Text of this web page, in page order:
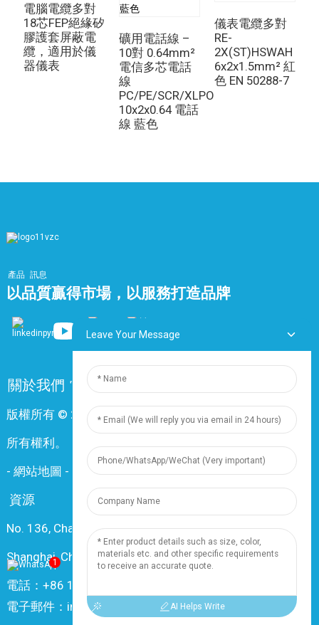
電腦電纜多對
18芯FEP絕緣矽
膠護套屏蔽電
纜，適用於儀
器儀表
礦用電話線 –
10對 0.64mm²
電信多芯電話
線
PC/PE/SCR/XLPO
10x2x0.64 電話
線 藍色
儀表電纜多對
RE-
2X(ST)HSWAH
6x2x1.5mm² 紅
色 EN 50288-7
產品 訊息
以品質贏得市場，以服務打造品牌
關於我們 常問問題
版權所有 © 2024 上海鼎尊電氣電纜股份有限公司。保留
所有權利。
- 網站地圖 - Resource
資源
No. 136, Changxiang Rd., Nanxiang Town, 201802,
Shanghai, China
電話：+86 18019377761
電子郵件：info@dingzuncable.com
1
Leave Your Message
AI Helps Write